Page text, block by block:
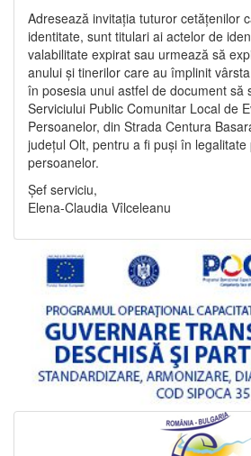
Adresează invitația tuturor cetățenilor
identitate, sunt titulari ai actelor de
valabilitate expirat sau urmează să
anului și tinerilor care au împlinit
în posesia unui astfel de document să
Serviciului Public Comunitar Local de
Persoanelor, din Strada Centura
județul Olt, pentru a fi puși în
persoanelor.
Șef serviciu,
Elena-Claudia Vîlceleanu